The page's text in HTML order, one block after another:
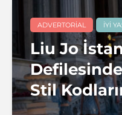
ADVERTORIAL İYI
Liu Jo
Stil